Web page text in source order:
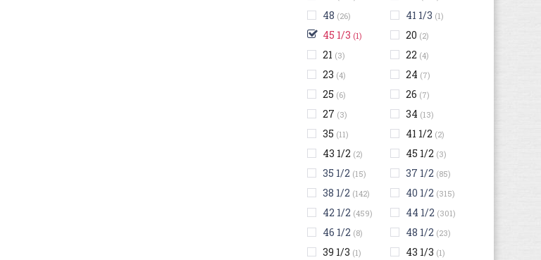
48 (26) 41 1/3 (1)
45 1/3 (1) 20 (2)
21 (3) 22 (4)
23 (4) 24 (7)
25 (6) 26 (7)
27 (3) 34 (13)
35 (11) 41 1/2 (2)
43 1/2 (2) 45 1/2 (3)
35 1/2 (15) 37 1/2 (85)
38 1/2 (142) 40 1/2 (315)
42 1/2 (459) 44 1/2 (301)
46 1/2 (8) 48 1/2 (23)
39 1/3 (1) 43 1/3 (1)